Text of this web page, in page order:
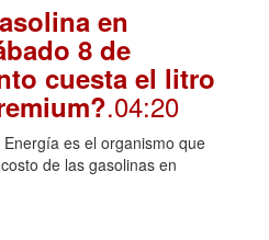
en
8 de
cuesta el litro
.04:20
es el organismo que
de las gasolinas en